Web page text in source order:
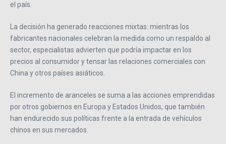
el país.
La decisión ha generado reacciones mixtas: mientras los
fabricantes nacionales celebran la medida como un respaldo al
sector, especialistas advierten que podría impactar en los
precios al consumidor y tensar las relaciones comerciales con
China y otros países asiáticos.
El incremento de aranceles se suma a las acciones emprendidas
por otros gobiernos en Europa y Estados Unidos, que también
han endurecido sus políticas frente a la entrada de vehículos
chinos en sus mercados.